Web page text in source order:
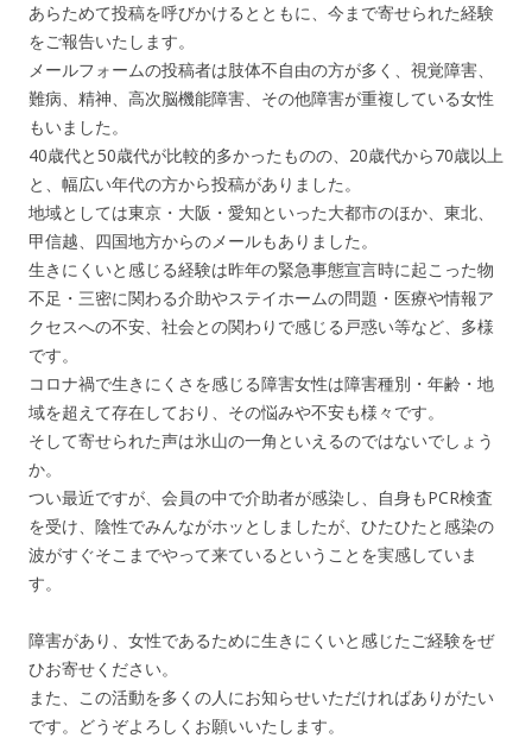
あらためて投稿を呼びかけるとともに、今まで寄せられた経験
をご報告いたします。
メールフォームの投稿者は肢体不自由の方が多く、視覚障害、
難病、精神、高次脳機能障害、その他障害が重複している女性
もいました。
40歳代と50歳代が比較的多かったものの、20歳代から70歳以上
と、幅広い年代の方から投稿がありました。
地域としては東京・大阪・愛知といった大都市のほか、東北、
甲信越、四国地方からのメールもありました。
生きにくいと感じる経験は昨年の緊急事態宣言時に起こった物
不足・三密に関わる介助やステイホームの問題・医療や情報ア
クセスへの不安、社会との関わりで感じる戸惑い等など、多様
です。
コロナ禍で生きにくさを感じる障害女性は障害種別・年齢・地
域を超えて存在しており、その悩みや不安も様々です。
そして寄せられた声は氷山の一角といえるのではないでしょう
か。
つい最近ですが、会員の中で介助者が感染し、自身もPCR検査
を受け、陰性でみんながホッとしましたが、ひたひたと感染の
波がすぐそこまでやって来ているということを実感していま
す。
障害があり、女性であるために生きにくいと感じたご経験をぜ
ひお寄せください。
また、この活動を多くの人にお知らせいただければありがたい
です。どうぞよろしくお願いいたします。